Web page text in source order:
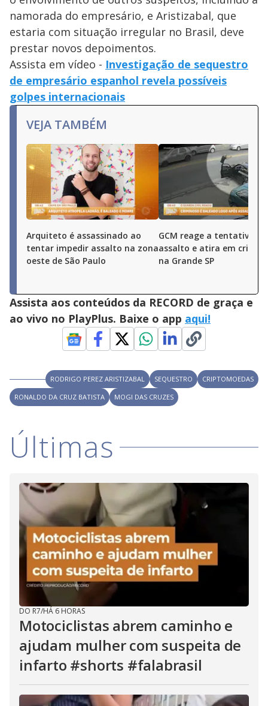
namorada do empresário, e Aristizabal, que
estaria com situação irregular no Brasil, deve
prestar novos depoimentos.
Assista em vídeo - Investigação de sequestro
de empresário espanhol revela possíveis
golpes internacionais
VEJA TAMBÉM
Arquiteto é assassinado ao
tentar impedir assalto na zona
oeste de São Paulo
GCM reage a tentativa de
assalto e atira em
na Grande SP
Assista aos conteúdos da RECORD de graça e
ao vivo no PlayPlus. Baixe o app aqui!
RODRIGO PEREZ ARISTIZABAL SEQUESTRO
CRIPTOMOEDAS
RONALDO DA CRUZ BATISTA
MOGI DAS CRUZES
Últimas
DO R7/HÁ 6 HORAS
Motociclistas abrem caminho e
ajudam mulher com suspeita de
infarto #shorts #falabrasil